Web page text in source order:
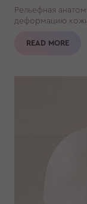
Рельефная
деформацию
READ MORE